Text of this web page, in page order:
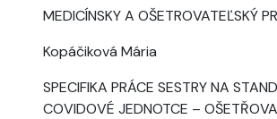
MEDICÍNSKY A OŠETROVATEĽSKÝ
Kopáčiková Mária
SPECIFIKA PRÁCE SESTRY NA
COVIDOVÉ JEDNOTCE –